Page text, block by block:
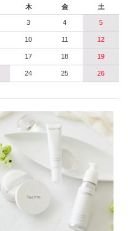
木 金 土
3 4 5
10 11 12
17 18 19
24 25 26